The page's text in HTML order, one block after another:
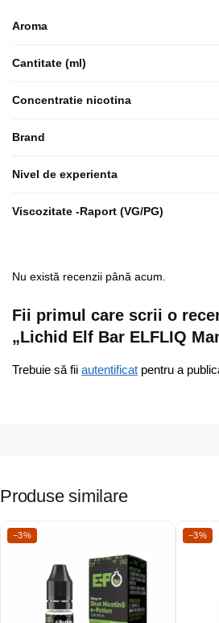
Aroma
Cantitate (ml)
Concentratie nicotina
Brand
Nivel de experienta
Viscozitate -Raport (VG/PG)
Nu există recenzii până acum.
Fii primul care scrii o
„Lichid Elf Bar ELFLIQ
Trebuie să fii autentificat pentru a
Produse similare
−3% −3%